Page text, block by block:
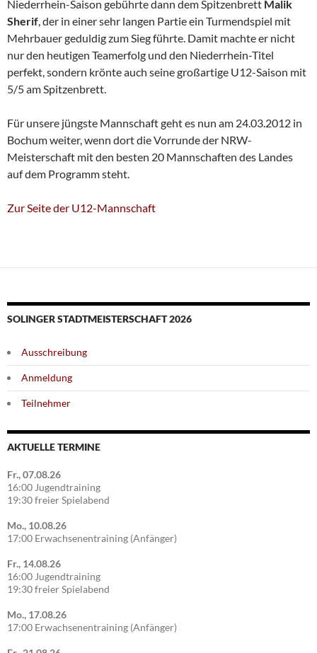
Niederrhein-Saison gebührte dann dem Spitzenbrett Malik
Sherif, der in einer sehr langen Partie ein Turmendspiel mit
Mehrbauer geduldig zum Sieg führte. Damit machte er nicht
nur den heutigen Teamerfolg und den Niederrhein-Titel
perfekt, sondern krönte auch seine großartige U12-Saison mit
5/5 am Spitzenbrett.
Für unsere jüngste Mannschaft geht es nun am 24.03.2012 in
Bochum weiter, wenn dort die Vorrunde der NRW-
Meisterschaft mit den besten 20 Mannschaften des Landes
auf dem Programm steht.
Zur Seite der U12-Mannschaft
SOLINGER STADTMEISTERSCHAFT 2026
Ausschreibung
Anmeldung
Teilnehmer
AKTUELLE TERMINE
Fr., 07.08.26
16:00 Jugendtraining
19:30 freier Spielabend
Mo., 10.08.26
17:00 Erwachsenentraining (Anfänger)
Fr., 14.08.26
16:00 Jugendtraining
19:30 freier Spielabend
Mo., 17.08.26
17:00 Erwachsenentraining (Anfänger)